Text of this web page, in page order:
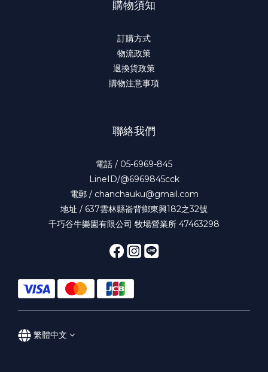
購物須知
訂購方式
物流政策
退換貨政策
購物注意事項
聯絡我們
電話 / 05-6969-845
LineID/@6969845cck
電郵 / chanchauku@gmail.com
地址 / 637雲林縣崙背鄉東興182之32號
千巧谷牛樂園有限公司 牧場營業所 47463298
繁體中文